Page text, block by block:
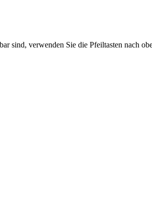
sind, verwenden Sie die Pfeiltasten nach